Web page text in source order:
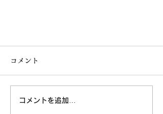
グランドオープン
コメント
コメントを追加…